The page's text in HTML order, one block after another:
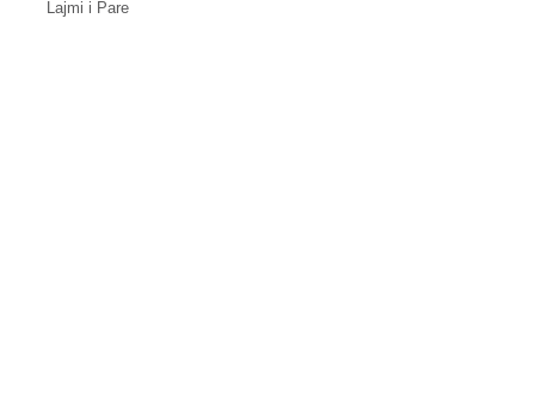
Lajmi i Pare